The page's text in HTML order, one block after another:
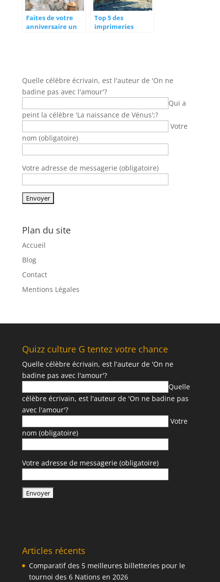
Faites de votre
anniversaire un
Top 5 des
imprimeries
solutions
d’urgence
Quelle célèbre écrivain, est l'auteur de 'On ne
badine pas avec l'amour'?
Qui a
peint la célèbre 'La naissance de Vénus';?
Votre
nom (obligatoire)
Votre adresse de messagerie (obligatoire)
Plan du site
Accueil
Blog
Contact
Mentions Légales
Quizz culture G tentez votre chance
Quelle célèbre écrivain, est l'auteur de 'On ne
badine pas avec l'amour'?
Quelle
célèbre écrivain, est l'auteur de 'On ne badine pas
avec l'amour'?
Votre
nom (obligatoire)
Votre adresse de messagerie (obligatoire)
Articles récents
Comparatif des 5 meilleures billetteries pour le
tournoi des 6 Nations en 2026